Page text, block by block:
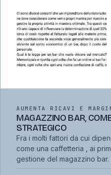
AUMENTA RICAVI E
MAGAZZINO BAR,
STRATEGICO
Fra i molti fattori da cui
come una caffetteria , ai
gestione del magazzino